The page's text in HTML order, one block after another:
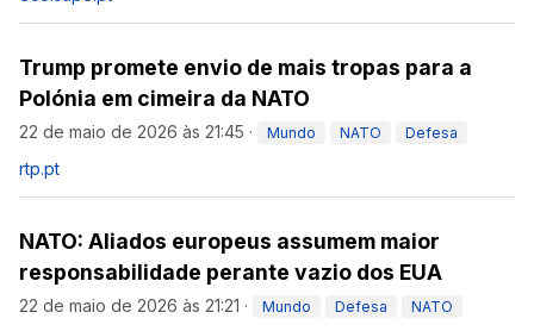
Trump promete envio de mais tropas para a
Polónia em cimeira da NATO
22 de maio de 2026 às 21:45 · Mundo NATO Defesa
rtp.pt
NATO: Aliados europeus assumem maior
responsabilidade perante vazio dos EUA
22 de maio de 2026 às 21:21 · Mundo Defesa NATO